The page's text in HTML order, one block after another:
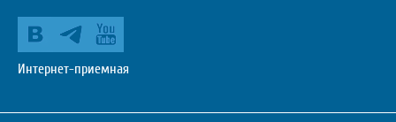
Интернет-приемная